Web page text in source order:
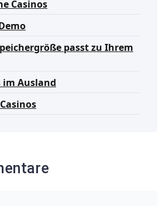
Casinos
passt zu Ihrem
im Ausland